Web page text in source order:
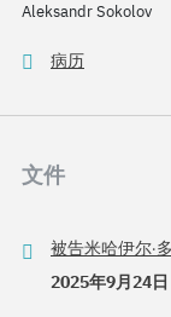
Aleksandr Sokolov
病历
文件
被告米哈伊尔·
2025年9月24日